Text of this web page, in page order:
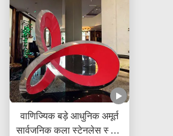
वाणिज्यिक बड़े आधुनिक अमूर्त
सार्वजनिक कला स्टेनलेस स्टील